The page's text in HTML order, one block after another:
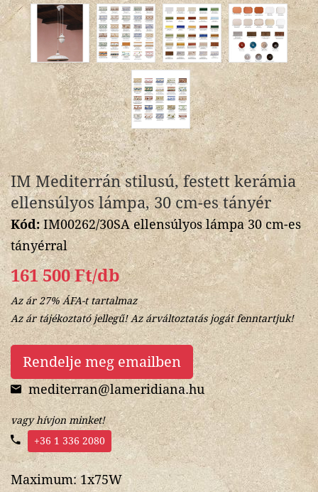
IM Mediterrán stilusú, festett kerámia
ellensúlyos lámpa, 30 cm-es tányér
Kód:IM00262/30SA ellensúlyos lámpa 30 cm-es
tányérral
161 500 Ft/db
Az ár 27% ÁFA-t tartalmaz
Az ár tájékoztató jellegű! Az árváltoztatás jogát fenntartjuk!
Rendelje meg emailben
mediterran@lameridiana.hu
vagy hívjon minket!
+36 1 336 2080
Maximum: 1x75W